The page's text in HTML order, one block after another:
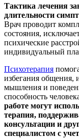
Тактика лечения
длительности
Врач проводит
состояния,
психические
индивидуальный
Психотерапия
избегания общения,
мышления и
способность
работе могут
терапия,
консультации и
специалистом с